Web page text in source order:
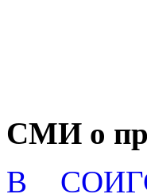
СМИ о
В